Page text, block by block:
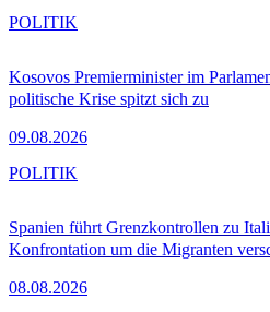
Kosovos Premierminister im
politische Krise spitzt sich zu
09.08.2026
POLITIK
Spanien führt Grenzkontrollen zu
Konfrontation um die Migranten
08.08.2026
POLITIK